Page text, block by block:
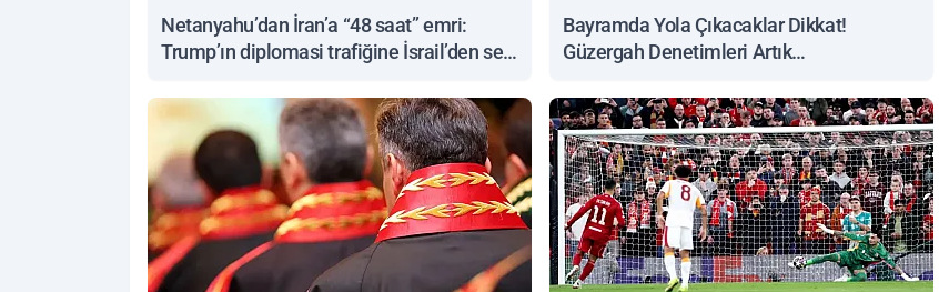
Netanyahu’dan İran’a “48 saat” emri:
Trump’ın diplomasi trafiğine İsrail’den sert
Bayramda Yola Çıkacaklar Dikkat!
Güzergah Denetimleri Artık